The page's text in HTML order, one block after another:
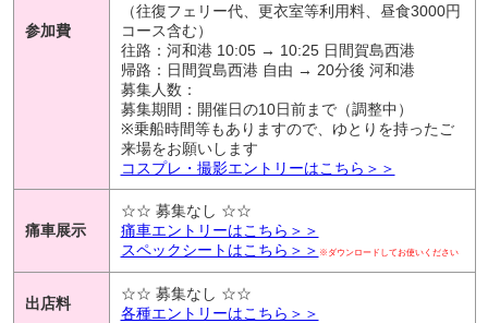
参加費
（往復フェリー代、更衣室等利用料、昼食3000円
コース含む）
往路：河和港 10:05 → 10:25 日間賀島西港
帰路：日間賀島西港 自由 → 20分後 河和港
募集人数：
募集期間：開催日の10日前まで（調整中）
※乗船時間等もありますので、ゆとりを持ったご
来場をお願いします
コスプレ・撮影エントリーはこちら＞＞
痛車展示
☆☆ 募集なし ☆☆
痛車エントリーはこちら＞＞
スペックシートはこちら＞＞ ※ダウンロードしてお使いください
出店料
☆☆ 募集なし ☆☆
各種エントリーはこちら＞＞